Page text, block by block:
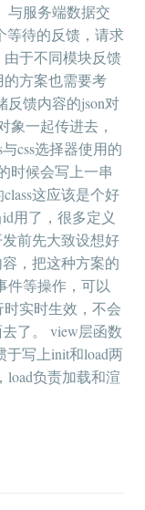
与服务端数据交
等待的反馈，请求
于不同模块反馈
方案也需要考
反馈内容的json对
象一起传进去，
css选择器使用的
时候会写上一串
这应该是个好
用了，很多定义
前先大致设想好
，把这种方案的
件等操作，可以
实时生效，不会
了。 view层函数
写上init和load两
load负责加载和渲